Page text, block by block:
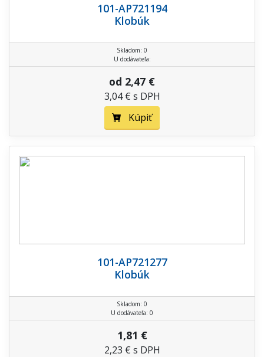
101-AP721194
Klobúk
Skladom: 0
U dodávateľa:
od 2,47 €
3,04 € s DPH
Kúpiť
101-AP721277
Klobúk
Skladom: 0
U dodávateľa: 0
1,81 €
2,23 € s DPH